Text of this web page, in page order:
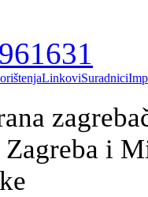
LinkoviSuradnici
Zagreba i